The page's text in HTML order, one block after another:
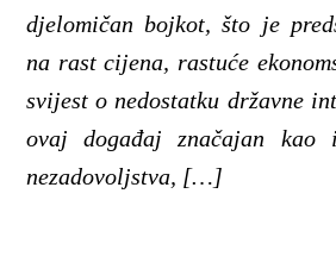
djelomičan bojkot, što je
na rast cijena, rastuće
svijest o nedostatku državne
ovaj događaj značajan kao
nezadovoljstva, […]